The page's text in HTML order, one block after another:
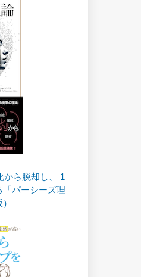
から脱却し、 1
パーシーズ理